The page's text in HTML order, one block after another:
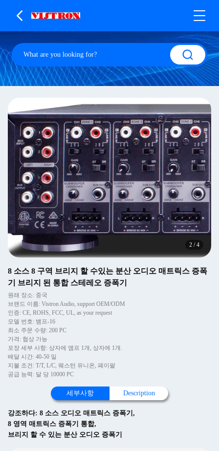
2 /4
8 소스 8 구역 브리지 할 수있는 분산 오디오 매트릭스 증폭
기 브리지 된 통합 스테레오 증폭기
원래 장소: 중국
브랜드 이름: Vistron Audio, support OEM/ODM
인증: CE, ROHS, FCC, UL, as your request
모델 번호: 뱀프-16
최소 주문 수량: 200 PC
가격: 협상 가능
포장 세부 사항: 상자에 앰프 1개, 상자에 1개.
배달 시간: 40-50 일
지불 조건: T/T, L/C, 웨스턴 유니온, 페이팔
공급 능력: 달 당 10000 PC
세부사항 Description
강조하다: 8 소스 오디오 매트릭스 증폭기 ,
8 영역 매트릭스 증폭기 통합,
브리지 할 수 있는 분산 오디오 증폭기